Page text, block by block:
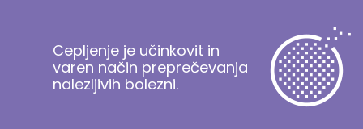
Cepljenje je učinkovit in
varen način preprečevanja
nalezljivih bolezni.